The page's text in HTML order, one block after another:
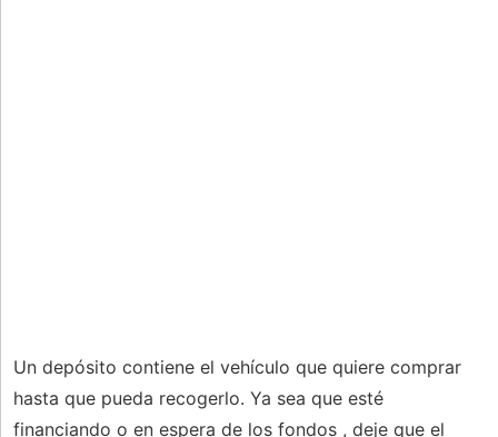
Un depósito contiene el vehículo que quiere comprar
hasta que pueda recogerlo. Ya sea que esté
financiando o en espera de los fondos , deje que el